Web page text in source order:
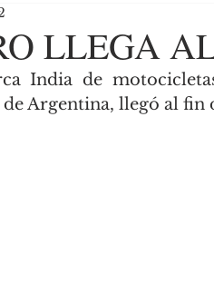
LLEGA
India de
Argentina, llegó al fin